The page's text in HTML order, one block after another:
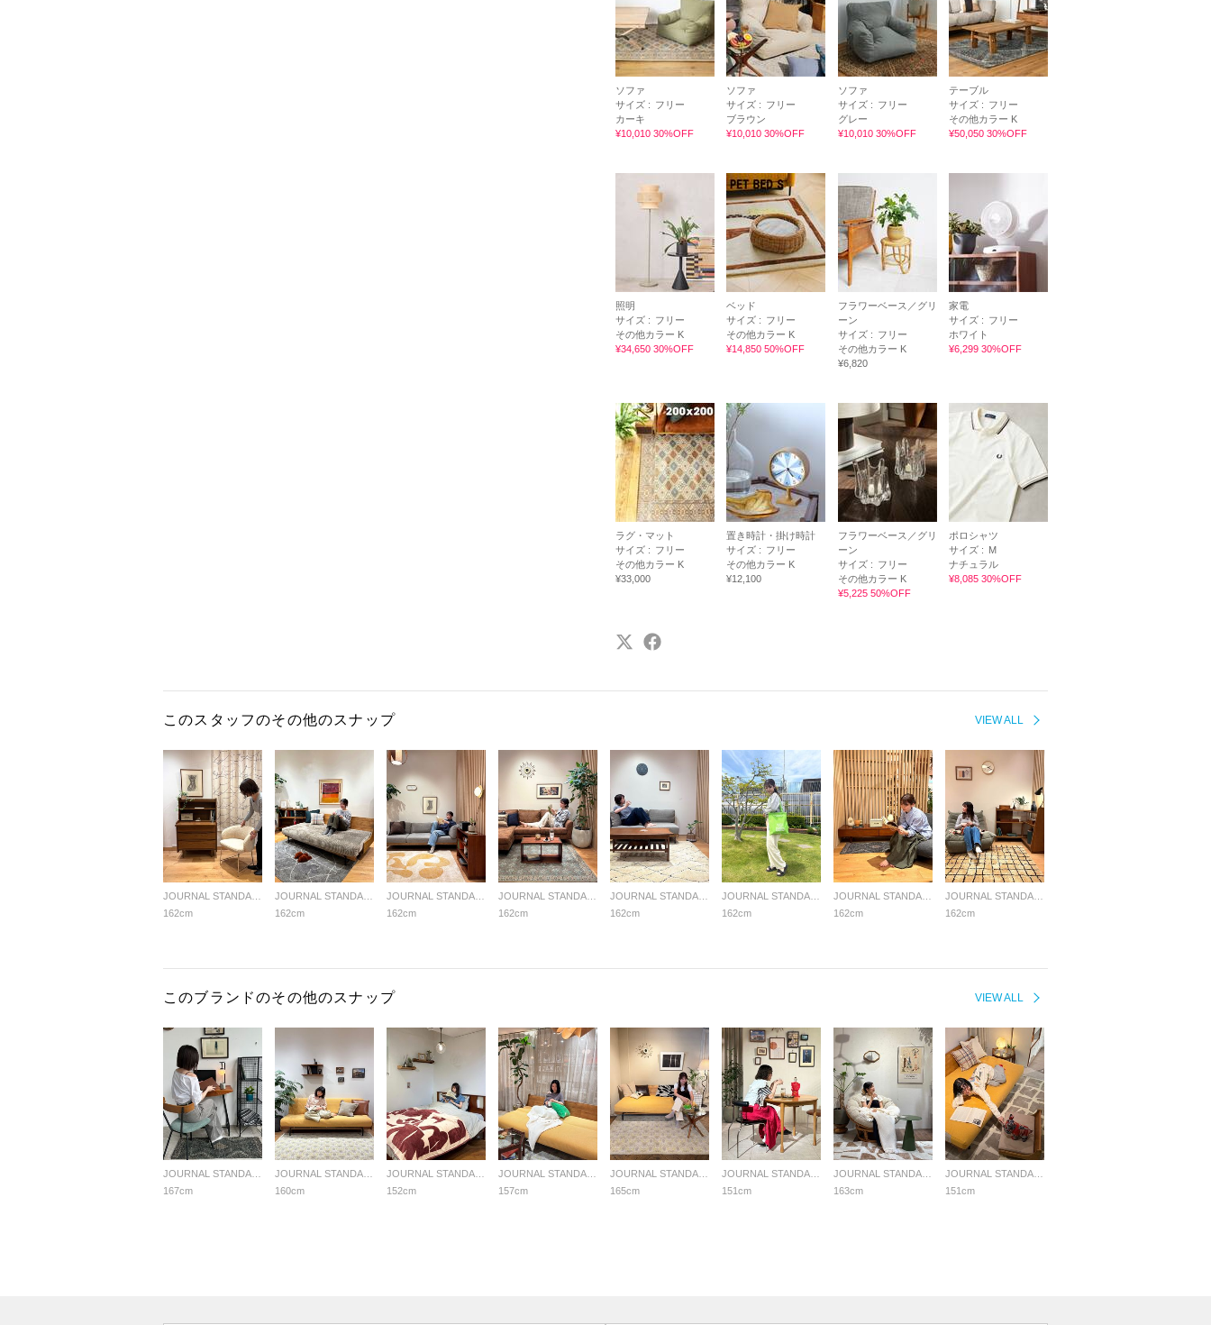
ソファ
サイズ : フリー
カーキ
¥10,010 30%OFF
ソファ
サイズ : フリー
ブラウン
¥10,010 30%OFF
ソファ
サイズ : フリー
グレー
¥10,010 30%OFF
テーブル
サイズ : フリー
その他カラー K
¥50,050 30%OFF
照明
サイズ : フリー
その他カラー K
¥34,650 30%OFF
ベッド
サイズ : フリー
その他カラー K
¥14,850 50%OFF
フラワーベース／グリ
ーン
サイズ : フリー
その他カラー K
¥6,820
家電
サイズ : フリー
ホワイト
¥6,299 30%OFF
ラグ・マット
サイズ : フリー
その他カラー K
¥33,000
置き時計・掛け時計
サイズ : フリー
その他カラー K
¥12,100
フラワーベース／グリ
ーン
サイズ : フリー
その他カラー K
¥5,225 50%OFF
ポロシャツ
サイズ : M
ナチュラル
¥8,085 30%OFF
VIEW ALL
このスタッフのその他のスナップ
162cm
162cm
162cm
162cm
162cm
162cm
162cm
162cm
VIEW ALL
このブランドのその他のスナップ
167cm
160cm
152cm
157cm
165cm
151cm
163cm
151cm